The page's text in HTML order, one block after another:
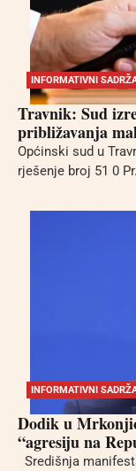
INFORMATIVNI
Travnik: Sud
približavanja
Općinski sud u
rješenje broj 51 0
INFORMATIVNI
Dodik u
“agresiju na
Središnja